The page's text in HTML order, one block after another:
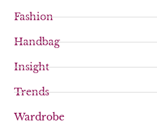
Fashion
Handbag
Insight
Trends
Wardrobe